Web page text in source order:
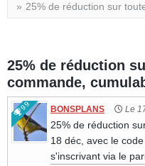
25% de réduction sur
25% de réduction
commande,
99 BONSPLANS Le
25% de réduction
18 déc, avec le
s'inscrivant via le